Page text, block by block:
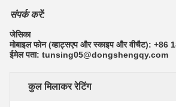
संपर्क करें:
जेसिका
मोबाइल फोन (व्हाट्सएप और स्काइप और वीचैट): +86
ईमेल पता: tunsing05@dongshengqy.com
कुल मिलाकर रेटिंग